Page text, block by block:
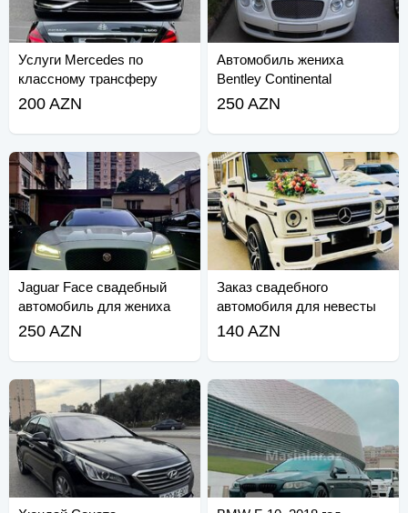
Услуги Mercedes по
классному трансферу
200 AZN
Автомобиль жениха
Bentley Continental
250 AZN
Jaguar Face свадебный
автомобиль для жениха
250 AZN
Заказ свадебного
автомобиля для невесты
Галик бея Мерседес
140 AZN